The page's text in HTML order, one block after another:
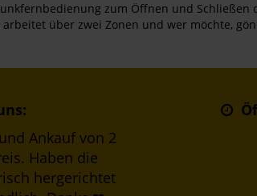
zum Öffnen und
über zwei Zonen und wer möchte,
Ankauf von 2
Haben die
hergerichtet